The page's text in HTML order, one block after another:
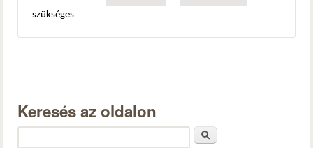
szükséges
Keresés az oldalon